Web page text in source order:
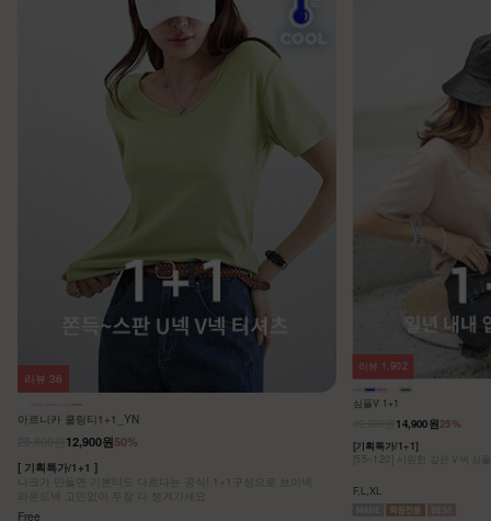
아르니카 쿨링티1+1_YN
50%
12,900원
[ 기획특가/1+1 ]
나크가 만들면 기본티도 다르다는 공식! 1+1구성으로 브이넥
라운드넥 고민없이 두장 다 챙겨가세요
Free
리뷰 36
심플V 1+1
25%
14,900원
[기획특가/1+1]
[55~120] 시원한 깊은 V넥 심
F,L,XL
리뷰 1,902